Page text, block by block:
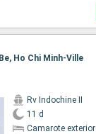
Ho Chi Minh-Ville
Rv Indochine II
11 d
Camarote exterior